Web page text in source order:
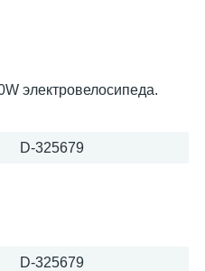
электровелосипеда.
D-325679
D-325679